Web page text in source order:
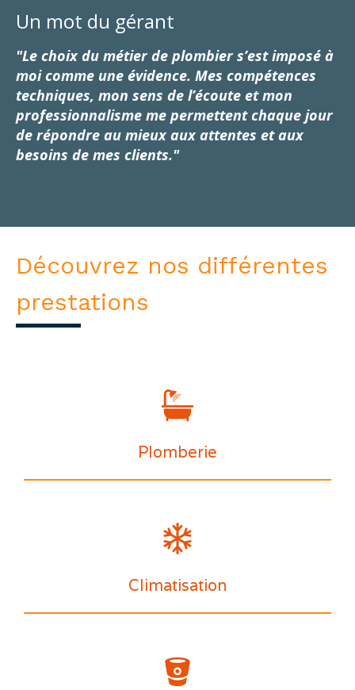
Un mot du gérant
"Le choix du métier de plombier s’est imposé à
moi comme une évidence. Mes compétences
techniques, mon sens de l’écoute et mon
professionnalisme me permettent chaque jour
de répondre au mieux aux attentes et aux
besoins de mes clients."
Découvrez nos différentes
prestations
Plomberie
Climatisation